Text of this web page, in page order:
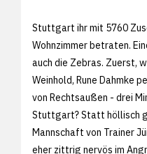
Stuttgart ihr mit 5760
Wohnzimmer betraten.
auch die Zebras. Zuerst,
Weinhold, Rune Dahmke
von Rechtsaußen - drei
Stuttgart? Statt höllisch
Mannschaft von Trainer
eher zittrig nervös im